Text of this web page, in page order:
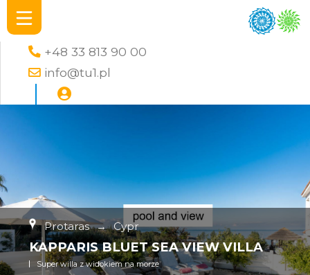
+48 33 813 90 00
info@tu1.pl
Protaras → Cypr
KAPPARIS BLUET SEA VIEW VILLA
Super willa z widokiem na morze